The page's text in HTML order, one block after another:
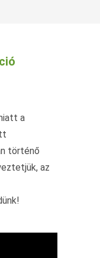
a
történő
az